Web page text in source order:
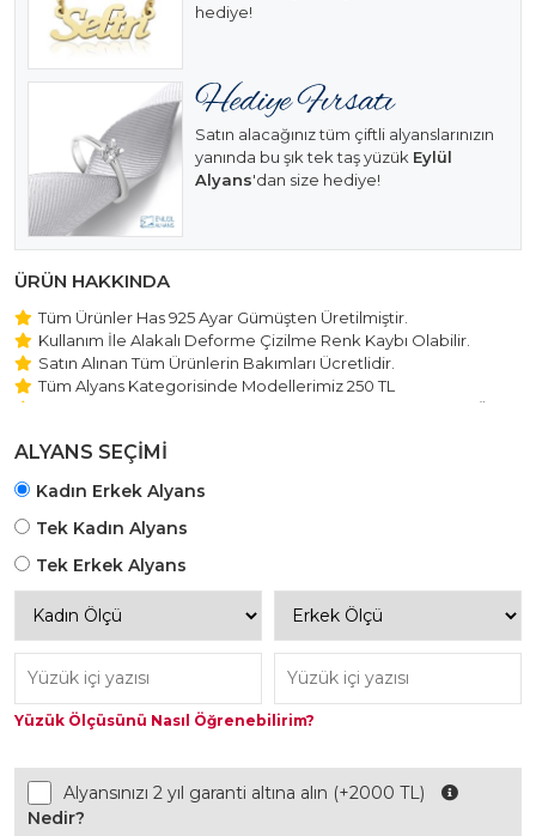
hediye!
Satın alacağınız tüm çiftli alyanslarınızın
yanında bu şık tek taş yüzük Eylül
Alyans'dan size hediye!
ÜRÜN HAKKINDA
Tüm Ürünler Has 925 Ayar Gümüşten Üretilmiştir.
Kullanım İle Alakalı Deforme Çizilme Renk Kaybı Olabilir.
Satın Alınan Tüm Ürünlerin Bakımları Ücretlidir.
Tüm Alyans Kategorisinde Modellerimiz 250 TL
Beştaş Tektaş Kolye ve Bileklik Modellerimiz 150 TL Sabit Ücret
ALYANS SEÇİMİ
Kadın Erkek Alyans
Tek Kadın Alyans
Tek Erkek Alyans
Yüzük Ölçüsünü Nasıl Öğrenebilirim?
Alyansınızı 2 yıl garanti altına alın (+2000 TL)
Nedir?